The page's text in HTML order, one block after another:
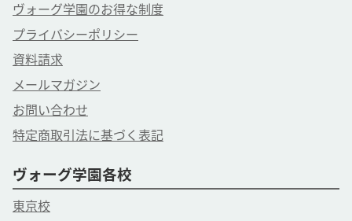
ヴォーグ学園のお得な制度
プライバシーポリシー
資料請求
メールマガジン
お問い合わせ
特定商取引法に基づく表記
ヴォーグ学園各校
東京校